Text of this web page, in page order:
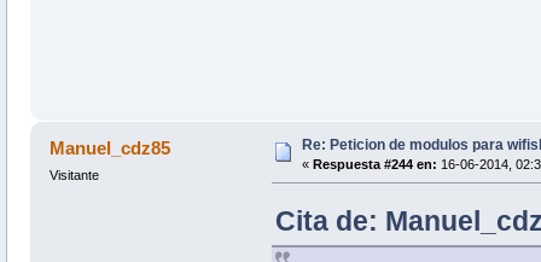
Manuel_cdz85
Visitante
Re: Peticion de modulos para
« Respuesta #244 en: 16-06-2014,
Cita de: